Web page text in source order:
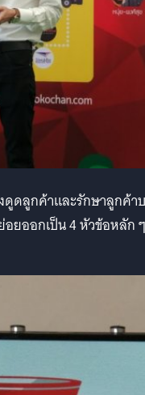
ดลูกค้าและรักษาลูกค้า
ยออกเป็น 4 หัวข้อหลัก ๆ